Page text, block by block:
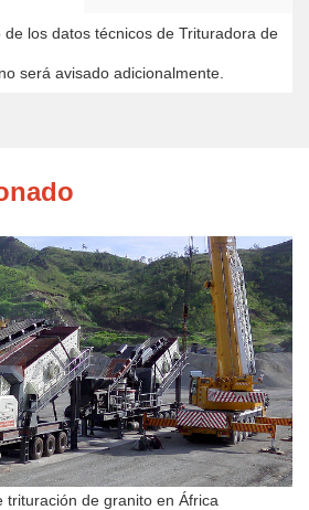
los datos técnicos de Trituradora de
será avisado adicionalmente.
trituración de granito en África